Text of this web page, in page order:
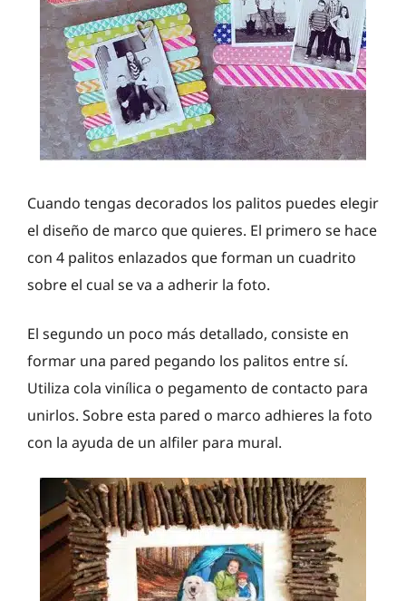
Cuando tengas decorados los palitos puedes elegir
el diseño de marco que quieres. El primero se hace
con 4 palitos enlazados que forman un cuadrito
sobre el cual se va a adherir la foto.
El segundo un poco más detallado, consiste en
formar una pared pegando los palitos entre sí.
Utiliza cola vinílica o pegamento de contacto para
unirlos. Sobre esta pared o marco adhieres la foto
con la ayuda de un alfiler para mural.